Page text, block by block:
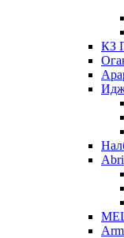
КЗ
Abri